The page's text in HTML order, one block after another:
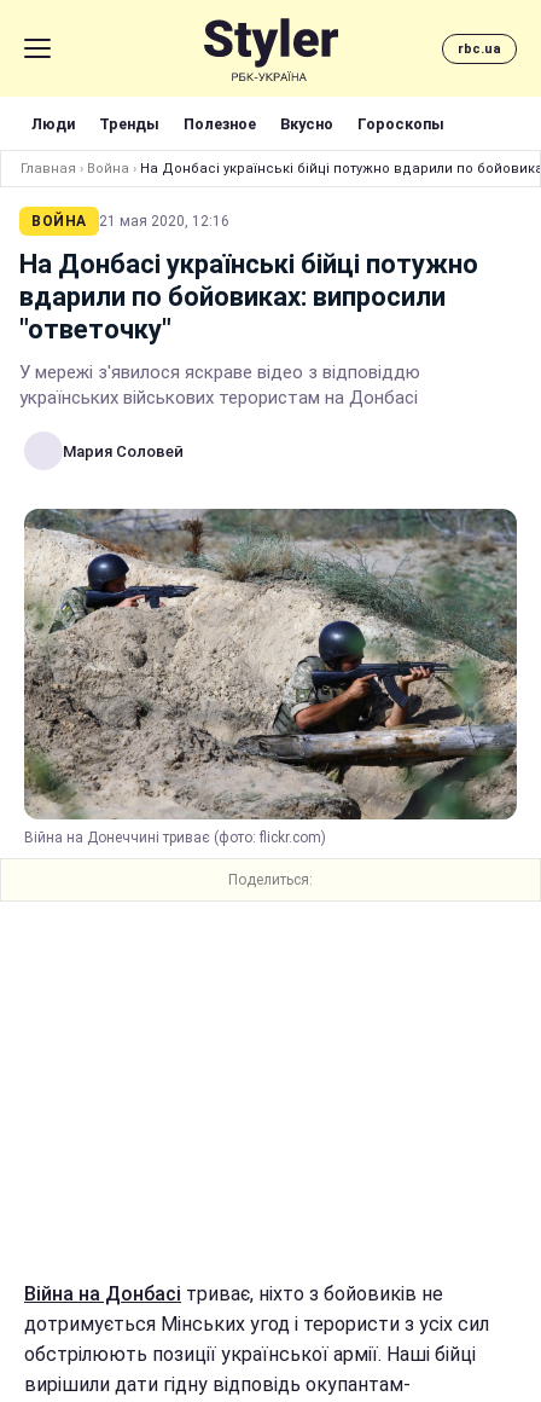
rbc.ua
Люди Тренды Полезное Вкусно Гороскопы
Главная › Война › На Донбасі українські бійці потужно вдарили по
ВОЙНА 21 мая 2020, 12:16
На Донбасі українські бійці потужно
вдарили по бойовиках: випросили
"ответочку"
У мережі з'явилося яскраве відео з відповіддю
українських військових терористам на Донбасі
Мария Соловей
Війна на Донеччині триває (фото: flickr.com)
Поделиться:
Війна на Донбасі триває, ніхто з бойовиків не
дотримується Мінських угод і терористи з усіх сил
обстрілюють позиції української армії. Наші бійці
вирішили дати гідну відповідь окупантам-